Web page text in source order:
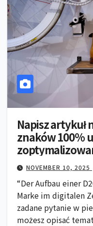
Napisz artykuł
znaków 100%
napisany przez
nagłówkami,
zawierać dwa
na temat:
NOVEMBER 10, 2025
“Der Aufbau einer
Marke im digitalen
zadane pytanie w
możesz opisać